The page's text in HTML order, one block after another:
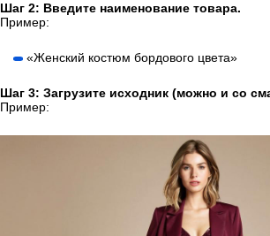
Шаг 2: Введите наименование товара.
Пример:
«Женский костюм бордового цвета»
Шаг 3: Загрузите исходник (можно и со
Пример: